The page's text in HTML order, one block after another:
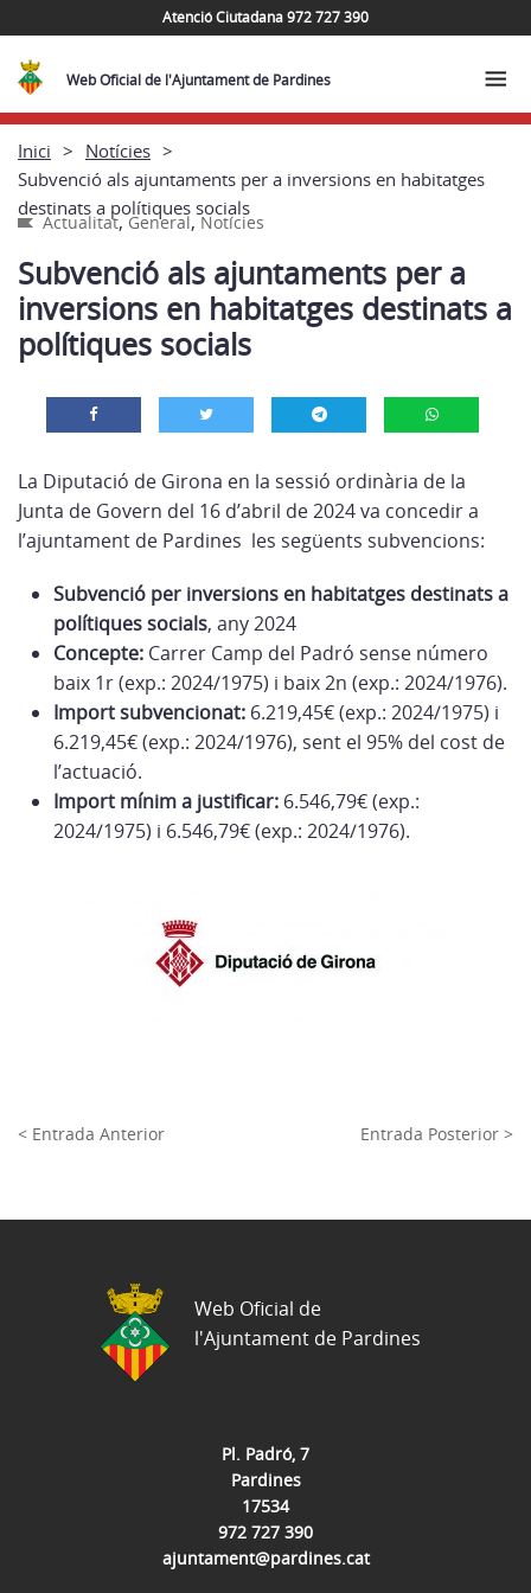
Atenció Ciutadana 972 727 390
Web Oficial de l'Ajuntament de Pardines
Inici
Notícies
Subvenció als ajuntaments per a inversions en habitatges
destinats a polítiques socials
Actualitat,General,Notícies
Subvenció als ajuntaments per a
inversions en habitatges destinats a
polítiques socials
La Diputació de Girona en la sessió ordinària de la
Junta de Govern del 16 d’abril de 2024 va concedir a
l’ajuntament de Pardines les següents subvencions:
Subvenció per inversions en habitatges destinats a
polítiques socials, any 2024
Concepte: Carrer Camp del Padró sense número
baix 1r (exp.: 2024/1975) i baix 2n (exp.: 2024/1976).
Import subvencionat: 6.219,45€ (exp.: 2024/1975) i
6.219,45€ (exp.: 2024/1976), sent el 95% del cost de
l’actuació.
Import mínim a justificar: 6.546,79€ (exp.:
2024/1975) i 6.546,79€ (exp.: 2024/1976).
< Entrada Anterior Entrada Posterior >
Pl. Padró, 7
Pardines
17534
972 727 390
ajuntament@pardines.cat
Web Oficial de
l'Ajuntament de Pardines